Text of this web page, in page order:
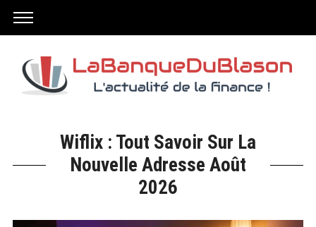
Wiflix : Tout Savoir Sur La
Nouvelle Adresse Août
2026